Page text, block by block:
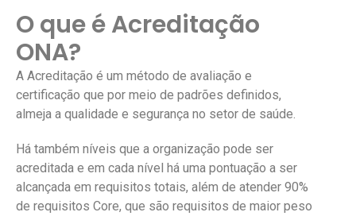
O que é Acreditação
ONA?
A Acreditação é um método de avaliação e
certificação que por meio de padrões definidos,
almeja a qualidade e segurança no setor de saúde.
Há também níveis que a organização pode ser
acreditada e em cada nível há uma pontuação a ser
alcançada em requisitos totais, além de atender 90%
de requisitos Core, que são requisitos de maior peso